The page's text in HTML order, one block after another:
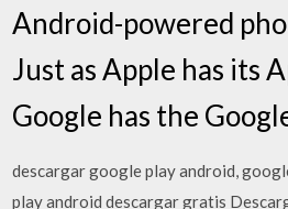
Android-powered
Just as Apple has its
Google has the
descargar google play android,
play android descargar gratis